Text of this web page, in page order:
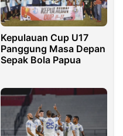
Kepulauan Cup U17
Panggung Masa Depan
Sepak Bola Papua